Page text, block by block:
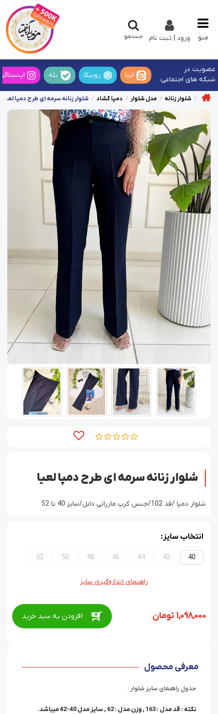
منو ورود | ثبت نام جستجو
عضویت در
شبکه های اجتماعی:
ایتا روبیکا بله
شلوار زنانه مدل شلوار دمپا گشاد شلوار زنانه سرمه ای طرح دمپا لعیا
شلوار زنانه سرمه ای طرح دمپا لعیا
شلوار دمپا /قد 102/جنس کرپ مازراتی دابل/سایز 40 تا 52
انتخاب سایز:
40
42
44
46
48
50
52
راهنمای اندازه‌گیری سایز
1,098,000 تومان افزودن به سبد خرید
معرفی محصول
جدول راهنمای سایز شلوار :
نکته : قد مدل : 163 , وزن مدل : 62 , سایز مدل 40-42 میباشد.